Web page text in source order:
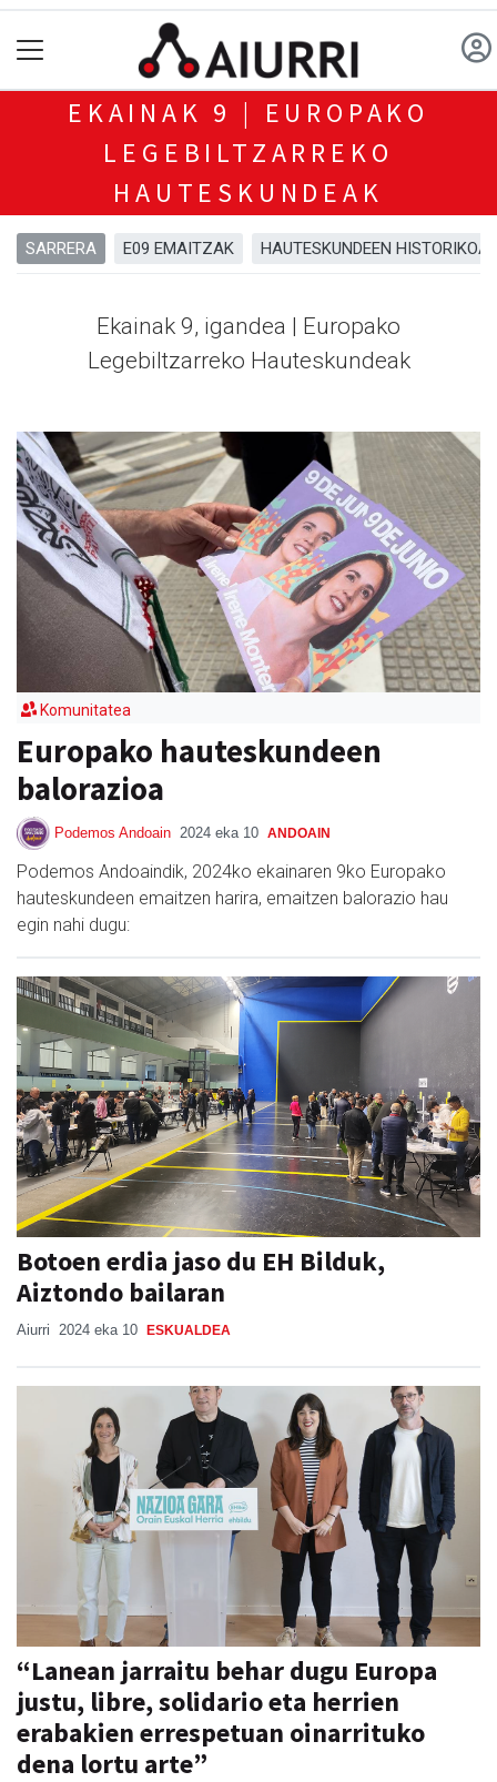
EKAINAK 9 | EUROPAKO
LEGEBILTZARREKO
HAUTESKUNDEAK
SARRERA E09 EMAITZAK HAUTESKUNDEEN HISTORIKOA
Ekainak 9, igandea | Europako
Legebiltzarreko Hauteskundeak
Komunitatea
Europako hauteskundeen
balorazioa
Podemos Andoain 2024 eka 10 ANDOAIN
Podemos Andoaindik, 2024ko ekainaren 9ko Europako
hauteskundeen emaitzen harira, emaitzen balorazio hau
egin nahi dugu:
Botoen erdia jaso du EH Bilduk,
Aiztondo bailaran
Aiurri 2024 eka 10 ESKUALDEA
“Lanean jarraitu behar dugu Europa
justu, libre, solidario eta herrien
erabakien errespetuan oinarrituko
dena lortu arte”